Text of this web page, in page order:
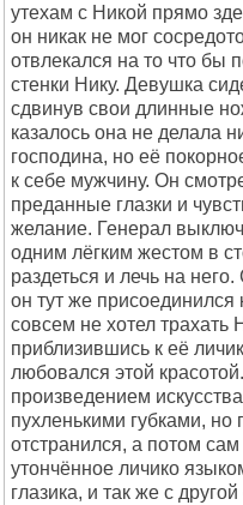
утехам с Никой прямо
он никак не мог
отвлекался на то что бы
стенки Нику. Девушка
сдвинув свои длинные
казалось она не делала
господина, но её
к себе мужчину. Он
преданные глазки и
желание. Генерал
одним лёгким жестом в
раздеться и лечь на
он тут же присоединился
совсем не хотел трахать
приблизившись к её
любовался этой
произведением
пухленькими губками,
отстранился, а потом
утончённое личико
глазика, и так же с